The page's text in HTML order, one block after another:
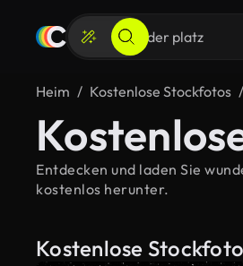
Heim Kostenlose Stockfotos
Entdecken und laden Sie
kostenlos herunter.
Kostenlose